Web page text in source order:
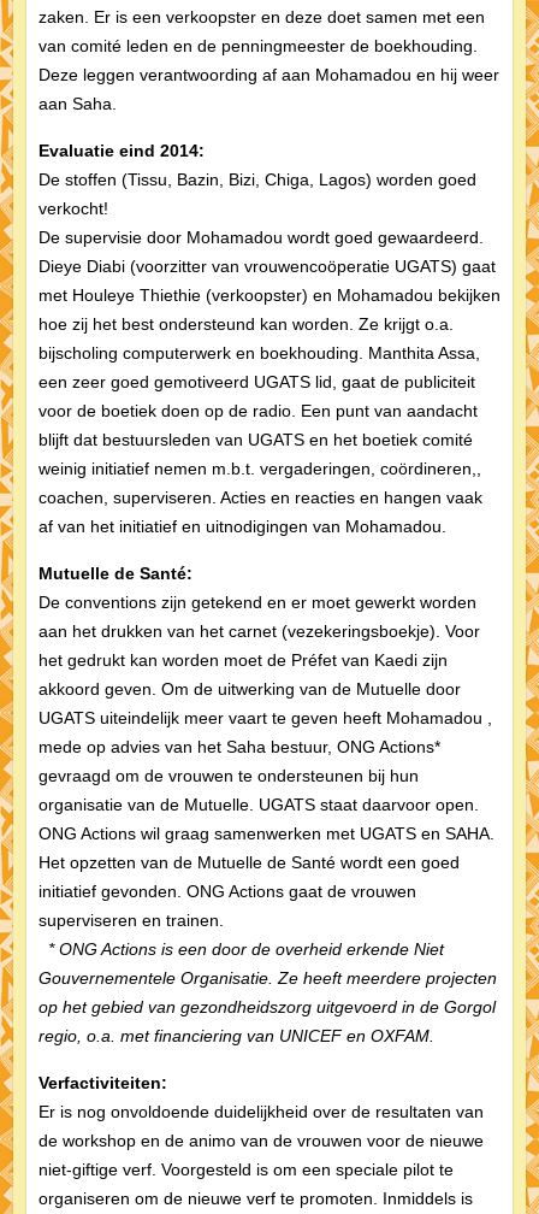
zaken. Er is een verkoopster en deze doet samen met een
van comité leden en de penningmeester de boekhouding.
Deze leggen verantwoording af aan Mohamadou en hij weer
aan Saha.
Evaluatie eind 2014:
De stoffen (Tissu, Bazin, Bizi, Chiga, Lagos) worden goed
verkocht!
De supervisie door Mohamadou wordt goed gewaardeerd.
Dieye Diabi (voorzitter van vrouwencoöperatie UGATS) gaat
met Houleye Thiethie (verkoopster) en Mohamadou bekijken
hoe zij het best ondersteund kan worden. Ze krijgt o.a.
bijscholing computerwerk en boekhouding. Manthita Assa,
een zeer goed gemotiveerd UGATS lid, gaat de publiciteit
voor de boetiek doen op de radio. Een punt van aandacht
blijft dat bestuursleden van UGATS en het boetiek comité
weinig initiatief nemen m.b.t. vergaderingen, coördineren,,
coachen, superviseren. Acties en reacties en hangen vaak
af van het initiatief en uitnodigingen van Mohamadou.
Mutuelle de Santé:
De conventions zijn getekend en er moet gewerkt worden
aan het drukken van het carnet (vezekeringsboekje). Voor
het gedrukt kan worden moet de Préfet van Kaedi zijn
akkoord geven. Om de uitwerking van de Mutuelle door
UGATS uiteindelijk meer vaart te geven heeft Mohamadou ,
mede op advies van het Saha bestuur, ONG Actions*
gevraagd om de vrouwen te ondersteunen bij hun
organisatie van de Mutuelle. UGATS staat daarvoor open.
ONG Actions wil graag samenwerken met UGATS en SAHA.
Het opzetten van de Mutuelle de Santé wordt een goed
initiatief gevonden. ONG Actions gaat de vrouwen
superviseren en trainen.
* ONG Actions is een door de overheid erkende Niet
Gouvernementele Organisatie. Ze heeft meerdere projecten
op het gebied van gezondheidszorg uitgevoerd in de Gorgol
regio, o.a. met financiering van UNICEF en OXFAM.
Verfactiviteiten:
Er is nog onvoldoende duidelijkheid over de resultaten van
de workshop en de animo van de vrouwen voor de nieuwe
niet-giftige verf. Voorgesteld is om een speciale pilot te
organiseren om de nieuwe verf te promoten. Inmiddels is